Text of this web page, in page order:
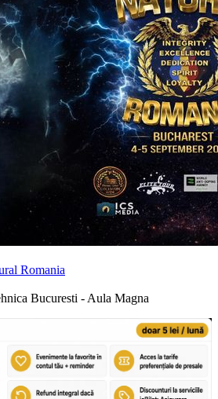
Romania
Bucuresti - Aula Magna